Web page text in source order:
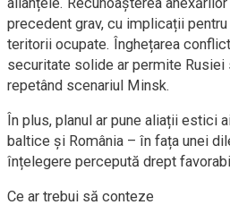
precedent grav, cu implicații
teritorii ocupate. Înghețarea
securitate solide ar permite
repetând scenariul Minsk.
În plus, planul ar pune aliații estici
baltice și România – în fața unei
înțelegere percepută drept
Ce ar trebui să conteze